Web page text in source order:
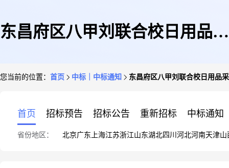
东昌府区八甲刘联合校日用品采
您当前的位置： 首页 中标｜中标通知 东昌府区八甲刘联合校日用品
首页 招标预告 招标公告 重新招标 中标通知
省份地区： 北京广东 上海江苏浙江山东湖北四川 河北河南天津山